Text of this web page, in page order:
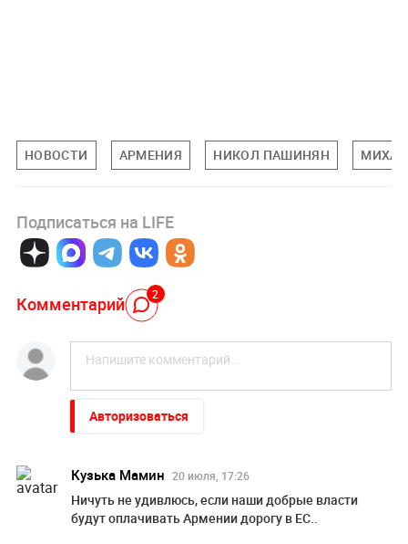
НОВОСТИ АРМЕНИЯ НИКОЛ ПАШИНЯН
Подписаться на LIFE
Комментарий 2
Авторизоваться
Кузька Мамин 20 июля, 17:26
Ничуть не удивлюсь, если наши добрые власти
будут оплачивать Армении дорогу в ЕС..